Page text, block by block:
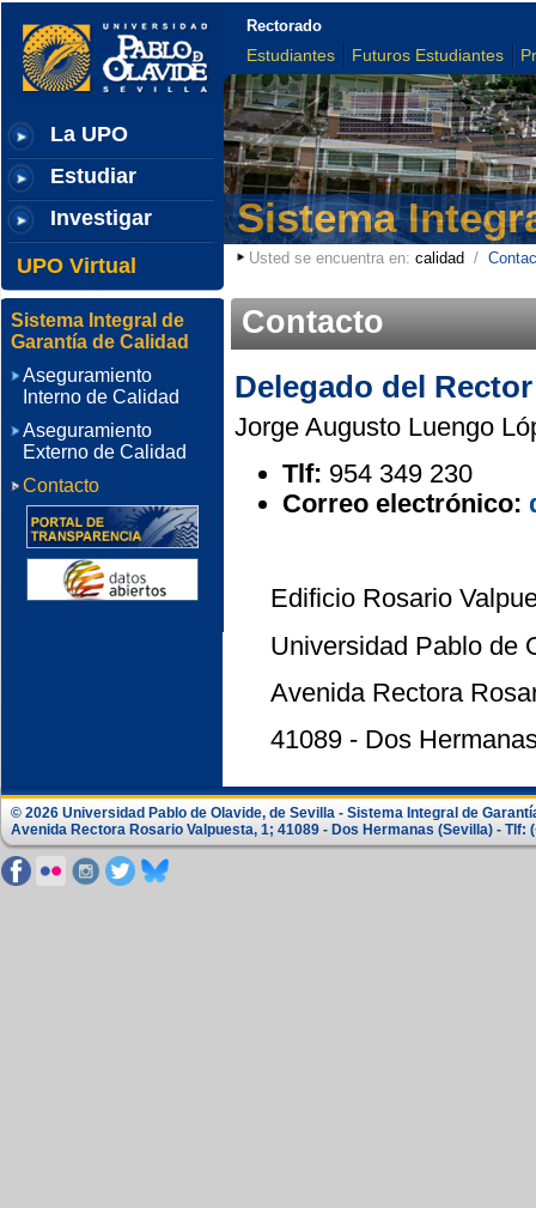
La UPO
Estudiar
Investigar
UPO Virtual
Rectorado
Estudiantes Futuros Estudiantes
Sistema
Usted se encuentra en: calidad /
Contacto
Delegado del
Jorge Augusto Luengo
Tlf: 954 349 230
Correo electrónico:
Edificio Rosario
Universidad Pablo de
Avenida Rectora
41089 - Dos
Sistema Integral de
Garantía de Calidad
Aseguramiento
Interno de Calidad
Aseguramiento
Externo de Calidad
Contacto
© 2026 Universidad Pablo de Olavide, de Sevilla - Sistema Integral de
Avenida Rectora Rosario Valpuesta, 1; 41089 - Dos Hermanas (Sevilla) - Tlf: